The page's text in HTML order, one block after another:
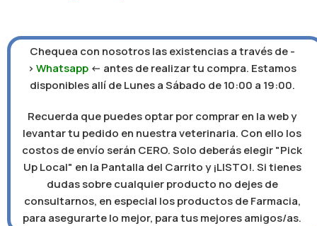
Chequea con nosotros las existencias a través de -
>Whatsapp <- antes de realizar tu compra. Estamos
disponibles allí de Lunes a Sábado de 10:00 a 19:00.
Recuerda que puedes optar por comprar en la web y
levantar tu pedido en nuestra veterinaria. Con ello los
costos de envío serán CERO. Solo deberás elegir "Pick
Up Local" en la Pantalla del Carrito y ¡LISTO!. Si tienes
dudas sobre cualquier producto no dejes de
consultarnos, en especial los productos de Farmacia,
para asegurarte lo mejor, para tus mejores amigos/as.